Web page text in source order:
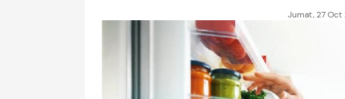
Jumat, 27 Oct